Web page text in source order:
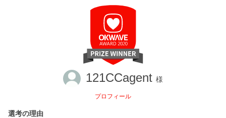
121CCagent 様
プロフィール
選考の理由